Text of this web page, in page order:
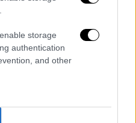
storage
authentication
and other
ευκαιρία
έπεσε, με τις
να
ενώ το ντεμπούτο
του αγώνα. Το 0-0